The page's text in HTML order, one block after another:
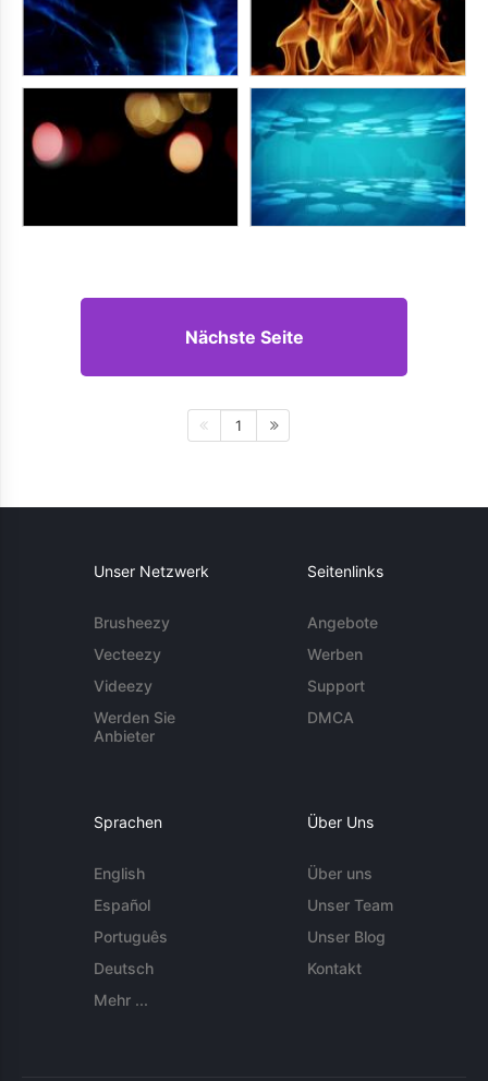
Nächste Seite
1
Unser Netzwerk
Brusheezy
Vecteezy
Videezy
Werden Sie
Anbieter
Seitenlinks
Angebote
Werben
Support
DMCA
Sprachen
English
Español
Português
Deutsch
Mehr ...
Über Uns
Über uns
Unser Team
Unser Blog
Kontakt